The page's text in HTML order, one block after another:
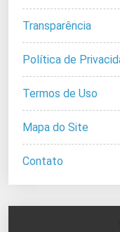
Transparência
Política de
Termos de Uso
Mapa do Site
Contato